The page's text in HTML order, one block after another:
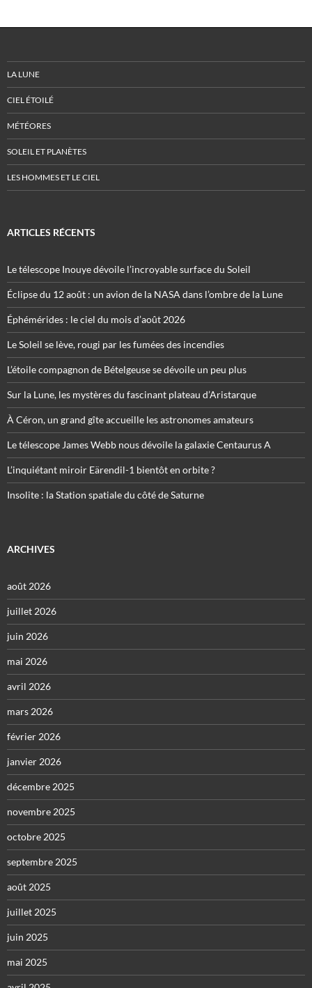
LA LUNE
CIEL ÉTOILÉ
MÉTÉORES
SOLEIL ET PLANÈTES
LES HOMMES ET LE CIEL
ARTICLES RÉCENTS
Le télescope Inouye dévoile l’incroyable surface du Soleil
Éclipse du 12 août : un avion de la NASA dans l’ombre de la Lune
Éphémérides : le ciel du mois d’août 2026
Le Soleil se lève, rougi par les fumées des incendies
L’étoile compagnon de Bételgeuse se dévoile un peu plus
Sur la Lune, les mystères du fascinant plateau d’Aristarque
À Céron, un grand gîte accueille les astronomes amateurs
Le télescope James Webb nous dévoile la galaxie Centaurus A
L’inquiétant miroir Eärendil-1 bientôt en orbite ?
Insolite : la Station spatiale du côté de Saturne
ARCHIVES
août 2026
juillet 2026
juin 2026
mai 2026
avril 2026
mars 2026
février 2026
janvier 2026
décembre 2025
novembre 2025
octobre 2025
septembre 2025
août 2025
juillet 2025
juin 2025
mai 2025